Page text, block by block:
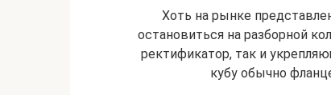
Хоть на рынке
остановиться на разборной
ректификатор, так и
кубу обычно